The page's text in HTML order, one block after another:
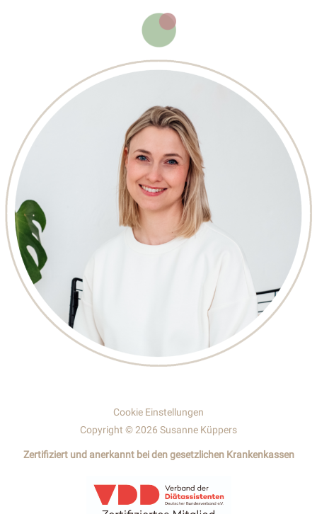
Cookie Einstellungen
Copyright © 2026 Susanne Küppers
Zertifiziert und anerkannt bei den gesetzlichen Krankenkassen